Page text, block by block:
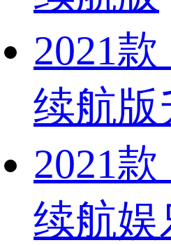
2021
续航版
2021
续航娱